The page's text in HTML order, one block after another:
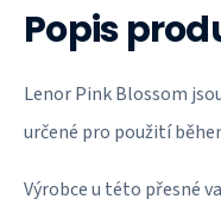
Popis
Lenor Pink Blossom
určené pro použití
Výrobce u této přesné